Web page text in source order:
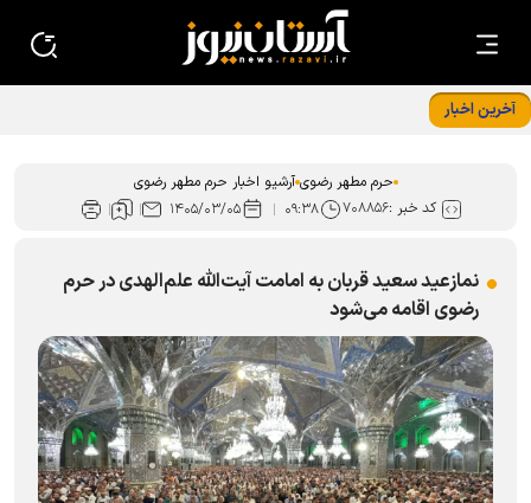
آخرین اخبار
حرم مطهر رضوی آرشیو اخبار حرم مطهر رضوی
کد خبر :۷۰۸۸۵۶ ۰۹:۳۸ ۱۴۰۵/۰۳/۰۵
نمازعید سعید قربان به امامت آیت‌الله علم‌الهدی در حرم
رضوی اقامه می‌شود